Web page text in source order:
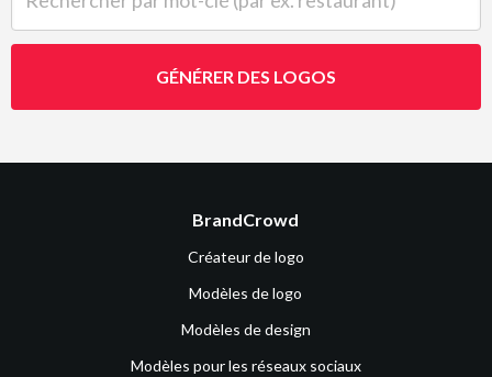
GÉNÉRER DES LOGOS
BrandCrowd
Créateur de logo
Modèles de logo
Modèles de design
Modèles pour les réseaux sociaux